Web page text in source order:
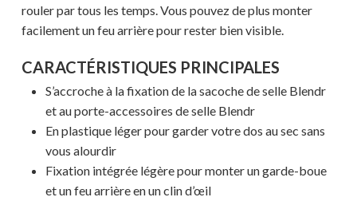
rouler par tous les temps. Vous pouvez de plus monter
facilement un feu arrière pour rester bien visible.
CARACTÉRISTIQUES PRINCIPALES
S’accroche à la fixation de la sacoche de selle Blendr
et au porte-accessoires de selle Blendr
En plastique léger pour garder votre dos au sec sans
vous alourdir
Fixation intégrée légère pour monter un garde-boue
et un feu arrière en un clin d’œil